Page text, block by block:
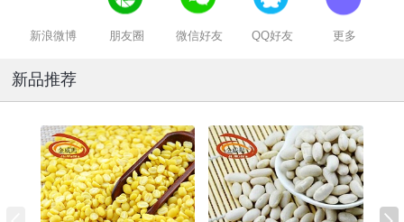
新浪微博 朋友圈 微信好友 QQ好友 更多
新品推荐